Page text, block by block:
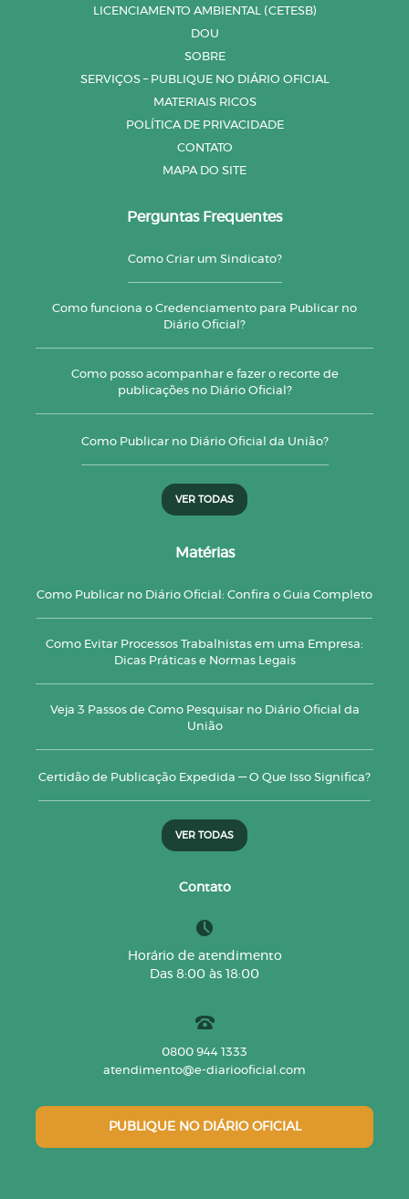
LICENCIAMENTO AMBIENTAL (CETESB)
DOU
SOBRE
SERVIÇOS – PUBLIQUE NO DIÁRIO OFICIAL
MATERIAIS RICOS
POLÍTICA DE PRIVACIDADE
CONTATO
MAPA DO SITE
Perguntas Frequentes
Como Criar um Sindicato?
Como funciona o Credenciamento para Publicar no
Diário Oficial?
Como posso acompanhar e fazer o recorte de
publicações no Diário Oficial?
Como Publicar no Diário Oficial da União?
VER TODAS
Matérias
Como Publicar no Diário Oficial: Confira o Guia Completo
Como Evitar Processos Trabalhistas em uma Empresa:
Dicas Práticas e Normas Legais
Veja 3 Passos de Como Pesquisar no Diário Oficial da
União
Certidão de Publicação Expedida — O Que Isso Significa?
VER TODAS
Contato
Horário de atendimento
Das 8:00 às 18:00
0800 944 1333
atendimento@e-diariooficial.com
PUBLIQUE NO DIÁRIO OFICIAL